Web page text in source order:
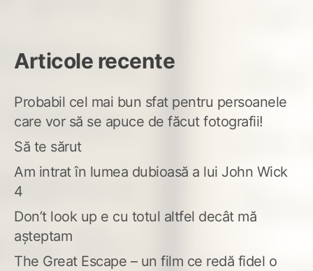
Articole recente
Probabil cel mai bun sfat pentru persoanele
care vor să se apuce de făcut fotografii!
Să te sărut
Am intrat în lumea dubioasă a lui John Wick
4
Don’t look up e cu totul altfel decât mă
așteptam
The Great Escape – un film ce redă fidel o